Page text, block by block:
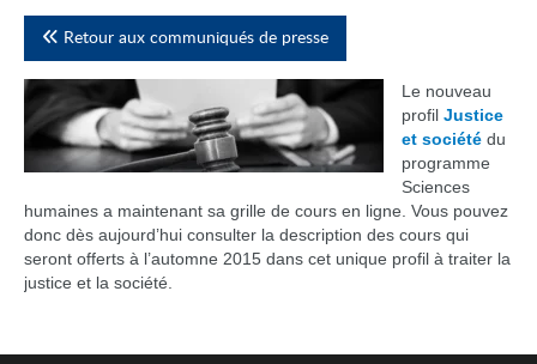
Retour aux communiqués de presse
Le nouveau
profil Justice
et société du
programme
Sciences
humaines a maintenant sa grille de cours en ligne. Vous pouvez
donc dès aujourd’hui consulter la description des cours qui
seront offerts à l’automne 2015 dans cet unique profil à traiter la
justice et la société.